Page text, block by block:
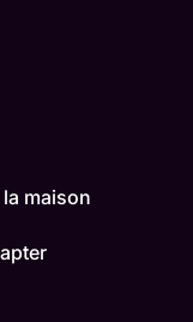
maison